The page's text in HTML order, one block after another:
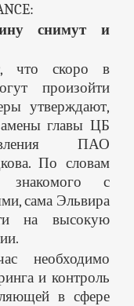
снимут и
что скоро в
произойти
утверждают,
главы ЦБ
ПАО
По словам
знакомого с
сама Эльвира
на высокую
необходимо
и контроль
в сфере